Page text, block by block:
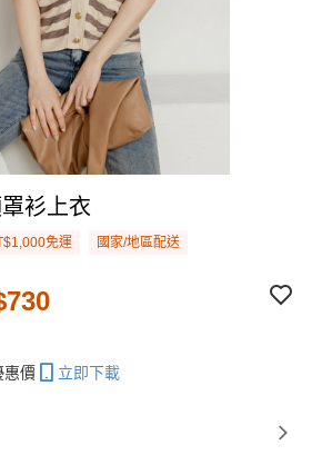
衫上衣
免運 國家/地區配送
惠價 立即下載